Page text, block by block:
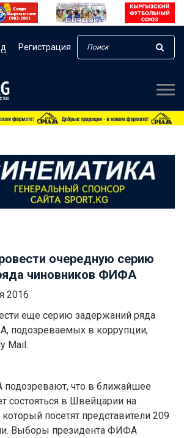
Регистрация
очередную серию
чиновников ФИФА
2016
еще серию задержаний ряда
подозреваемых в коррупции,
Mail.
что в ближайшее
состояться в Швейцарии на
посетят представители 209
Выборы президента ФИФА